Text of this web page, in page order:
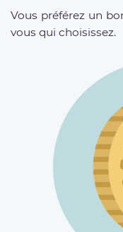
Vous préférez un
vous qui choisissez.